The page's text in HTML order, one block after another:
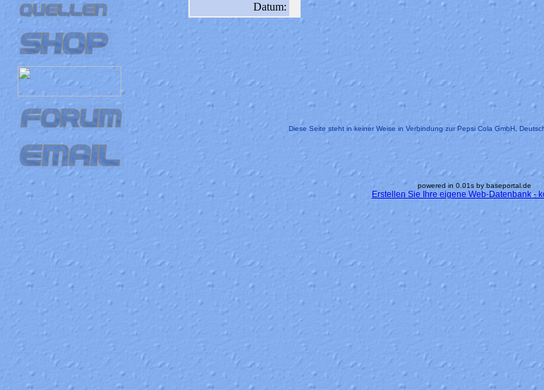
Datum:
Diese Seite steht in keiner Weise in Verbindung zur Pepsi Cola GmbH,
powered in 0.01s by baseportal.de
Erstellen Sie Ihre eigene Web-Datenbank -